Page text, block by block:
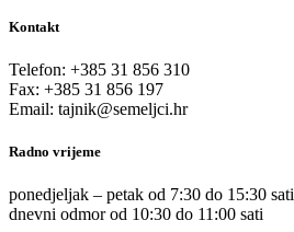
Kontakt
Telefon: +385 31 856 310
Fax: +385 31 856 197
Email: tajnik@semeljci.hr
Radno vrijeme
ponedjeljak – petak od 7:30 do 15:30 sati
dnevni odmor od 10:30 do 11:00 sati